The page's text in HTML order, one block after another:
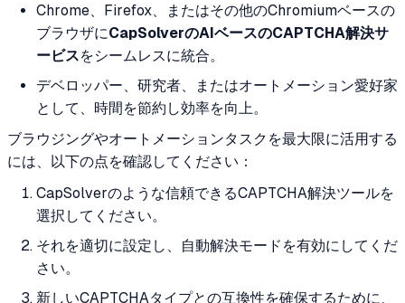
Chrome、Firefox、またはその他のChromiumベースの
ブラウザにCapSolverのAIベースのCAPTCHA解決サ
ービスをシームレスに統合。
デベロッパー、研究者、またはオートメーション愛好家
として、時間を節約し効率を向上。
ブラウジングやオートメーションタスクを最大限に活用する
には、以下の点を確認してください：
CapSolverのような信頼できるCAPTCHA解決ツールを
選択してください。
それを適切に設定し、自動解決モードを有効にしてくだ
さい。
新しいCAPTCHAタイプとの互換性を確保するために、